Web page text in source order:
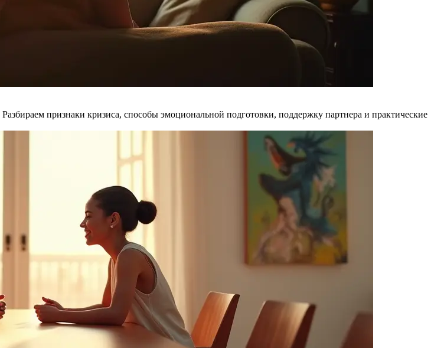
признаки кризиса, способы эмоциональной подготовки, поддержку партнера и практические